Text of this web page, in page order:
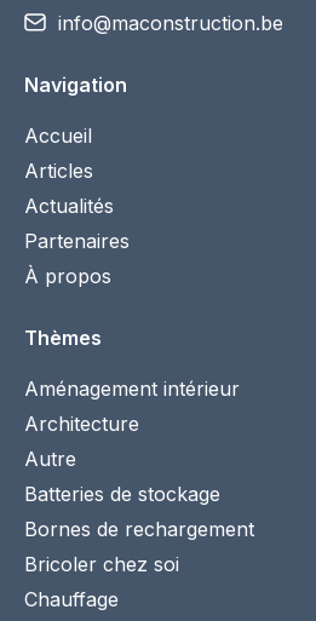
info@maconstruction.be
Navigation
Accueil
Articles
Actualités
Partenaires
À propos
Thèmes
Aménagement intérieur
Architecture
Autre
Batteries de stockage
Bornes de rechargement
Bricoler chez soi
Chauffage